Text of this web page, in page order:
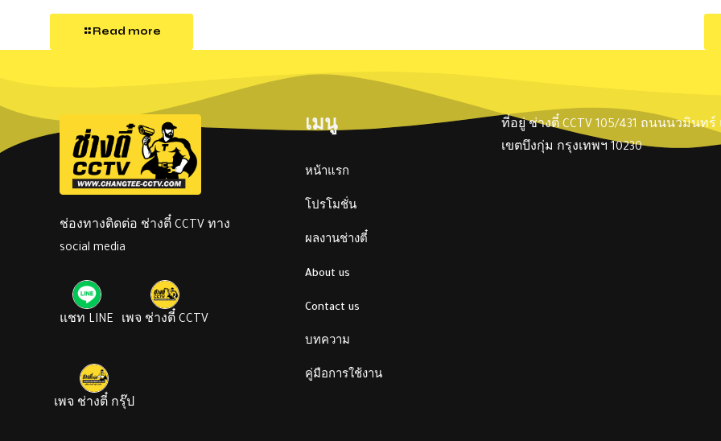
Read more
ช่องทางติดต่อ ช่างตี๋ CCTV ทาง
social media
แชท LINE เพจ ช่างตี๋ CCTV
เพจ ช่างตี๋ กรุ๊ป
เมนู
หน้าแรก
โปรโมชั่น
ผลงานช่างตี๋
About us
Contact us
บทความ
คู่มือการใช้งาน
ที่อยู่ ช่างตี๋ CCTV 105/431 ถนนนวมินท
เขตบึงกุ่ม กรุงเทพฯ 10230